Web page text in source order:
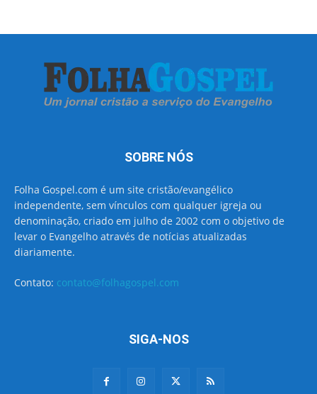
SOBRE NÓS
Folha Gospel.com é um site cristão/evangélico
independente, sem vínculos com qualquer igreja ou
denominação, criado em julho de 2002 com o objetivo de
levar o Evangelho através de notícias atualizadas
diariamente.
Contato: contato@folhagospel.com
SIGA-NOS